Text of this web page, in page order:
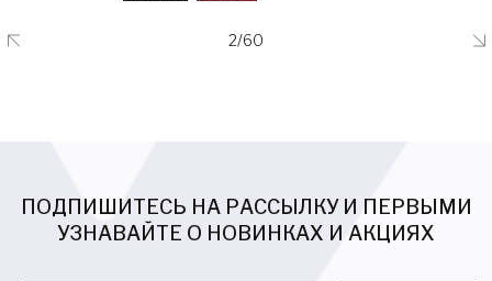
2/60
ПОДПИШИТЕСЬ НА РАССЫЛКУ И ПЕРВЫМИ
УЗНАВАЙТЕ О НОВИНКАХ И АКЦИЯХ